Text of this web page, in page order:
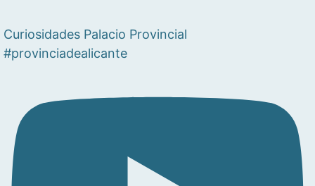
Curiosidades Palacio Provincial
#provinciadealicante